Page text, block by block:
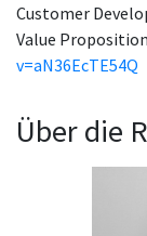
Customer
Value
v=aN36EcTE54Q
Über die